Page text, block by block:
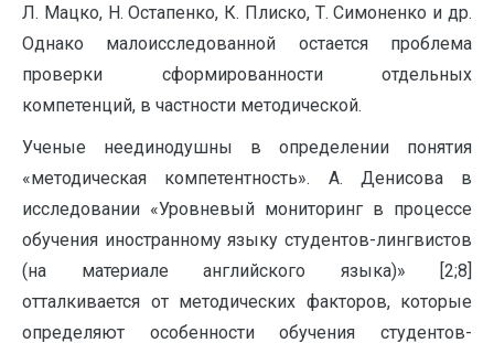
Л. Мацко, Н. Остапенко, К. Плиско, Т. Симоненко и др.
Однако малоисследованной остается проблема
проверки сформированности отдельных
компетенций, в частности методической.
Ученые неединодушны в определении понятия
«методическая компетентность». А. Денисова в
исследовании «Уровневый мониторинг в процессе
обучения иностранному языку студентов-лингвистов
(на материале английского языка)» [2;8]
отталкивается от методических факторов, которые
определяют особенности обучения студентов-